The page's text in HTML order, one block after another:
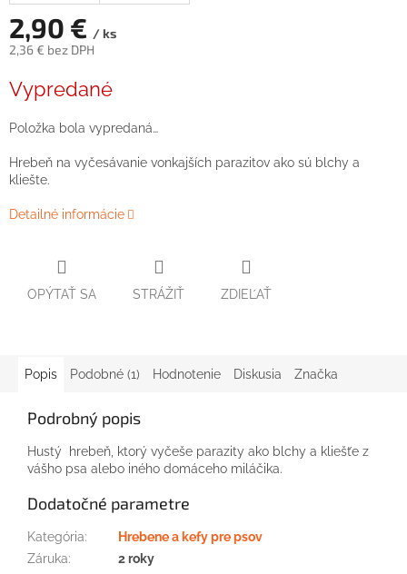
2,90 € / ks
2,36 € bez DPH
cena:
Vypredané
Položka bola vypredaná…
Hrebeň na vyčesávanie vonkajších parazitov ako sú blchy a
kliešte.
Detailné informácie
OPÝTAŤ SA STRÁŽIŤ ZDIEĽAŤ
Popis Podobné (1) Hodnotenie Diskusia Značka
Podrobný popis
Hustý hrebeň, ktorý vyčeše parazity ako blchy a kliešťe z
vášho psa alebo iného domáceho miláčika.
Dodatočné parametre
Kategória:
Hrebene a kefy pre psov
Záruka:
2 roky